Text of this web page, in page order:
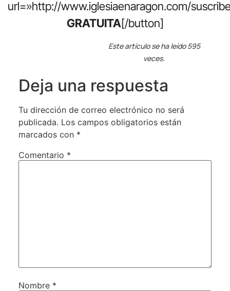
url=»http://www.iglesiaenaragon.com/
GRATUITA[/button]
Este artículo se ha leído 595
veces.
Deja una respuesta
Tu dirección de correo electrónico no será
publicada. Los campos obligatorios están
marcados con *
Comentario *
Nombre *